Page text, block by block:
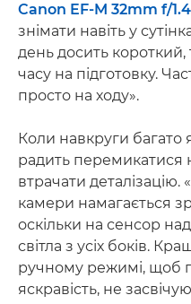
Canon EF-M 32mm f/
знімати навіть у
день досить
часу на підготовку.
просто на ходу».
Коли навкруги багато
радить
втрачати
камери намагається
оскільки на сенсор
світла з усіх боків.
ручному режимі, щоб
яскравість, не